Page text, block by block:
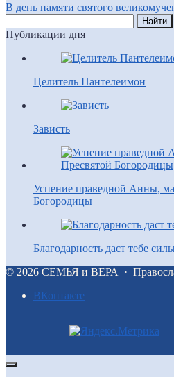
В день памяти святого
Публикации дня
Целитель Пантелеимон
Зависть
Успение праведной Анны,
Богородицы
Благодарность даст тебе
© 2026 СЕМЬЯ и ВЕРА ·
BКонтакте